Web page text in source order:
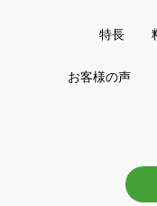
特長
お客様の声